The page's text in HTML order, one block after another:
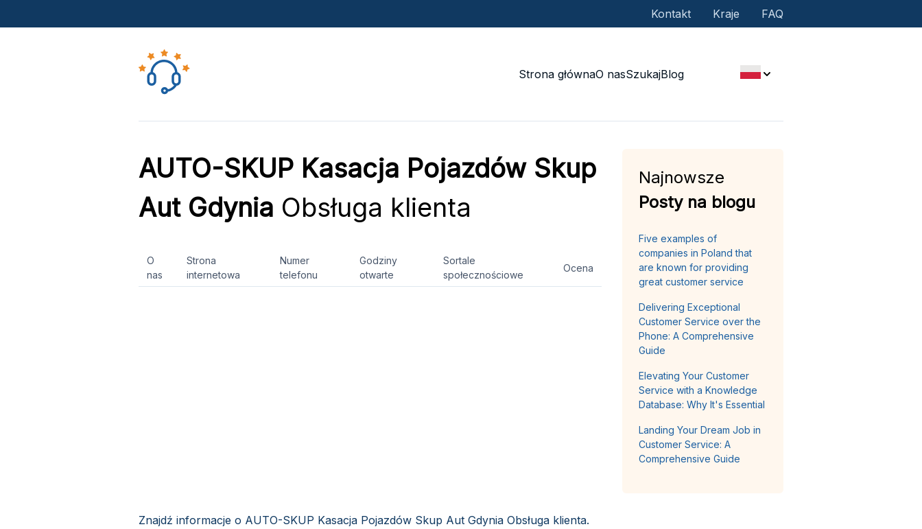
Kontakt Kraje FAQ
Strona głównaO nasSzukajBlog
AUTO-SKUP Kasacja Pojazdów Skup
Aut Gdynia Obsługa klienta
O
nas
Strona
internetowa
Numer
telefonu
Godziny
otwarte
Sortale
społecznościowe
Ocena
Znajdź informacje o AUTO-SKUP Kasacja Pojazdów Skup Aut Gdynia Obsługa klienta.
Najnowsze
Posty na blogu
Five examples of
companies in Poland that
are known for providing
great customer service
Delivering Exceptional
Customer Service over the
Phone: A Comprehensive
Guide
Elevating Your Customer
Service with a Knowledge
Database: Why It's Essential
Landing Your Dream Job in
Customer Service: A
Comprehensive Guide